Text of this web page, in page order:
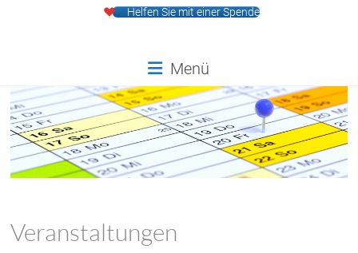
Helfen Sie mit einer Spende
Menü
Veranstaltungen